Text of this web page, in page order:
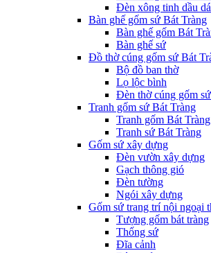
Đèn xông tinh dầu
Bàn ghế gốm sứ Bát Tràng
Bàn ghế gốm Bát
Bàn ghế sứ
Đồ thờ cúng gốm sứ Bát
Bộ đồ ban thờ
Lọ lộc bình
Đèn thờ cúng gốm
Tranh gốm sứ Bát Tràng
Tranh gốm Bát Tràng
Tranh sứ Bát Tràng
Gốm sứ xây dựng
Đèn vườn xây dựng
Gạch thông gió
Đèn tường
Ngói xây dựng
Gốm sứ trang trí nội ngoại
Tượng gốm bát tràng
Thống sứ
Đĩa cảnh